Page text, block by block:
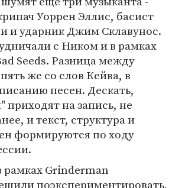
Уоррен Эллис, басист
и ударник Джим Склавунос.
с Ником и в рамках
Seeds. Разница между
же со слов Кейва, в
песен. Дескать,
приходят на запись, не
и текст, структура и
формируются по ходу
рамках Grinderman
поэкспериментировать,